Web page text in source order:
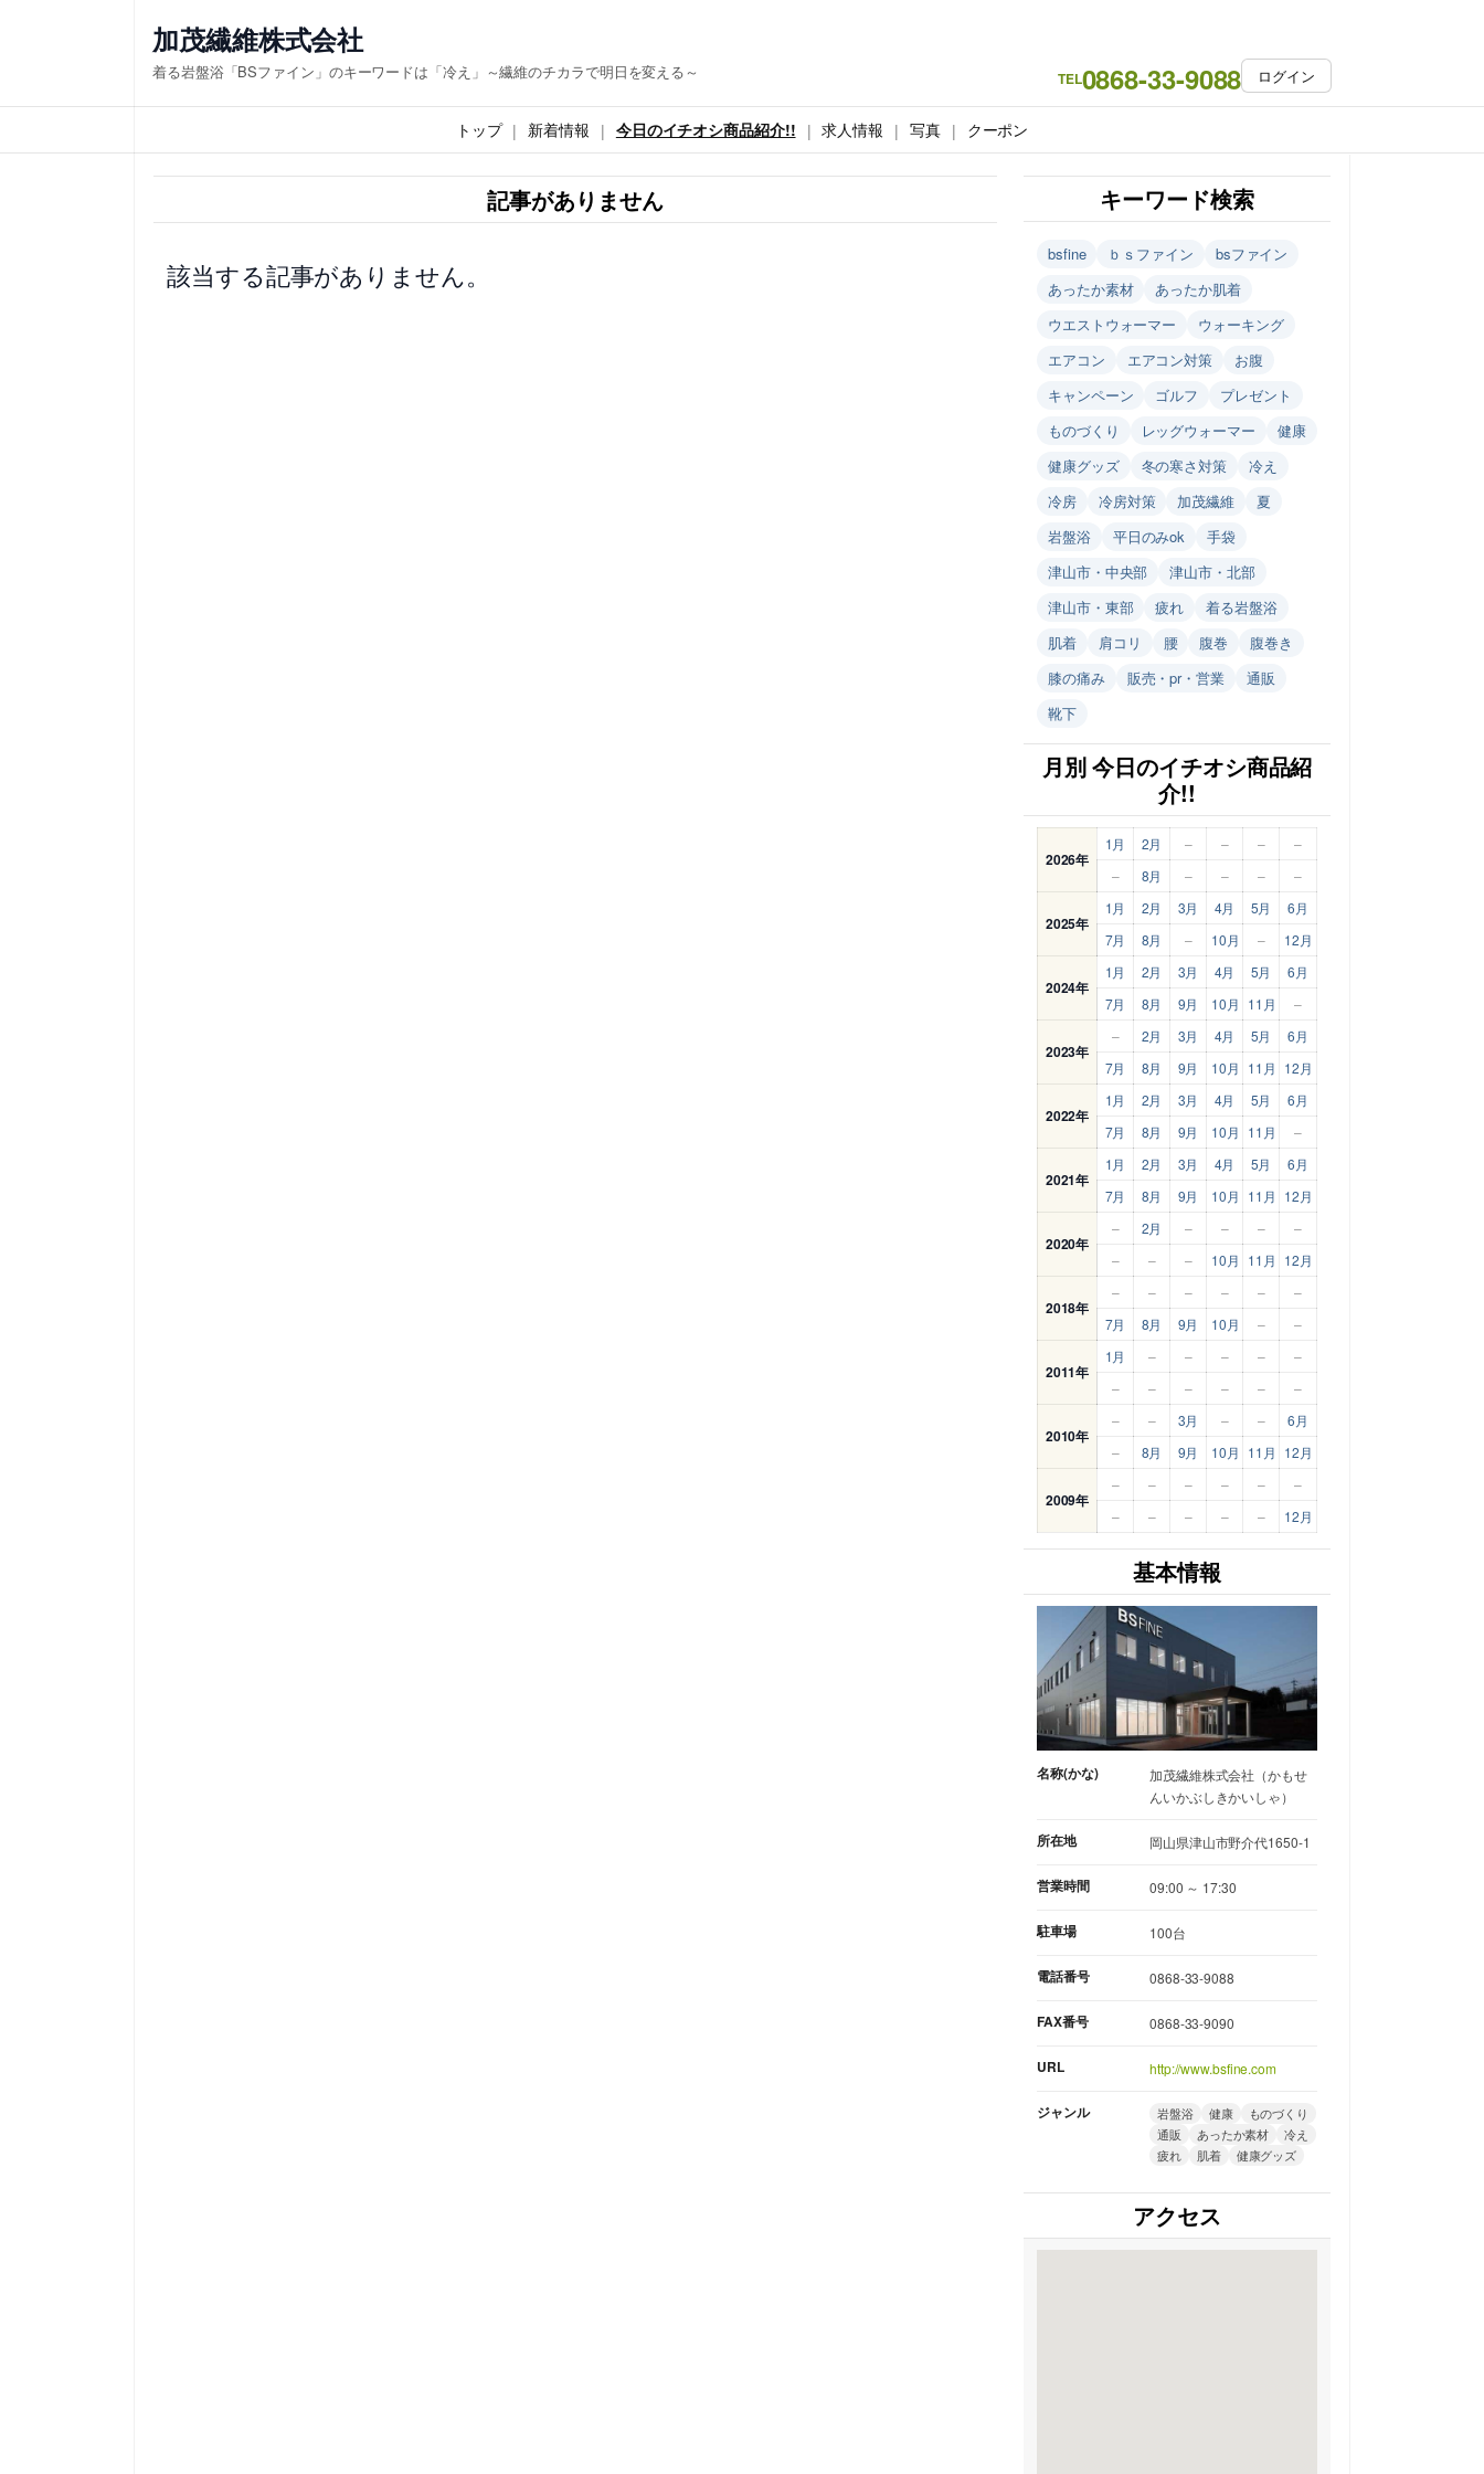
ス
キ
加茂繊維株式会社
着る岩盤浴「BSファイン」のキーワードは「冷え」～繊維のチカラで明日を変える～ TEL0868-33-9088 ログイン
トップ 新着情報 今日のイチオシ商品紹介!! 求人情報 写真 クーポン
記事がありません
該当する記事がありません。
キーワード検索
bsfine ｂｓファイン
bsファイン
あったか素材
あったか肌着
ウエストウォーマー
ウォーキング
エアコン
エアコン対策
お腹
キャンペーン
ゴルフ
プレゼント
ものづくり
レッグウォーマー
健康
健康グッズ
冬の寒さ対策
冷え
冷房
冷房対策 加茂繊維
夏
岩盤浴
平日のみok
手袋
津山市・中央部
津山市・北部
津山市・東部
疲れ
着る岩盤浴
肌着
肩コリ 腰 腹巻
腹巻き
膝の痛み
販売・pr・営業
通販
靴下
月別 今日のイチオシ商品紹
介!!
2026年
1月 2月 – – –
–
–
8月 – – – –
2025年
1月 2月 3月 4月 5月
6月
7月
8月 – 10月 – 12月
2024年
1月 2月 3月 4月 5月
6月
7月
8月 9月 10月 11月 –
2023年
– 2月 3月 4月 5月
6月
7月
8月 9月 10月 11月 12月
2022年
1月 2月 3月 4月 5月
6月
7月
8月 9月 10月 11月 –
2021年
1月 2月 3月 4月 5月
6月
7月
8月 9月 10月 11月 12月
2020年
– 2月 – – –
–
–
– – 10月 11月 12月
2018年
– – – – –
–
7月
8月 9月 10月 – –
2011年
1月 – – – –
–
–
– – – – –
2010年
– – 3月 – –
6月
–
8月 9月 10月 11月 12月
2009年
– – – – –
–
–
– – – – 12月
基本情報
名称(かな)
加茂繊維株式会社（かもせ
んいかぶしきかいしゃ）
所在地 岡山県津山市野介代1650-1
営業時間 09:00 ～ 17:30
駐車場 100台
電話番号 0868-33-9088
FAX番号 0868-33-9090
URL http://www.bsfine.com
ジャンル 岩盤浴 健康
ものづくり
通販
あったか素材
冷え
疲れ
肌着 健康グッズ
アクセス